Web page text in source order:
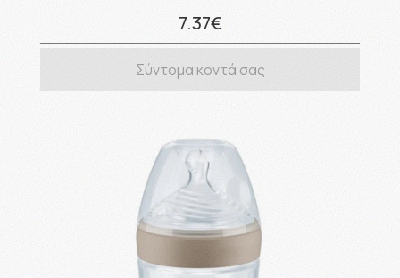
7.37€
Σύντομα κοντά σας